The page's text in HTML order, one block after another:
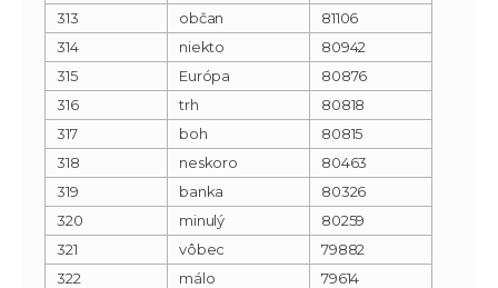
313
občan
81106
314
niekto
80942
315
Európa
80876
316
trh
80818
317
boh
80815
318
neskoro
80463
319
banka
80326
320
minulý
80259
321
vôbec
79882
322
málo
79614